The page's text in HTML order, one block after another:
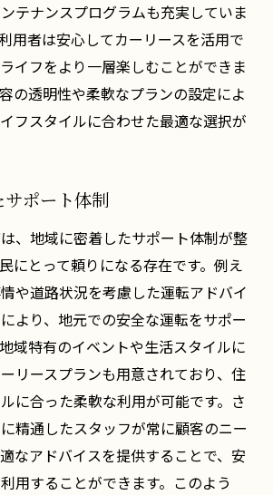
テナンスプログラムも充実していま
用者は安心してカーリースを活用で
イフをより一層楽しむことができま
の透明性や柔軟なプランの設定によ
フスタイルに合わせた最適な選択が
ポート体制
、地域に密着したサポート体制が整
にとって頼りになる存在です。例え
や道路状況を考慮した運転アドバイ
より、地元での安全な運転をサポー
域特有のイベントや生活スタイルに
リースプランも用意されており、住
に合った柔軟な利用が可能です。さ
精通したスタッフが常に顧客のニー
なアドバイスを提供することで、安
用することができます。このよう